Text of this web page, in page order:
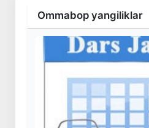
Ommabop yangiliklar